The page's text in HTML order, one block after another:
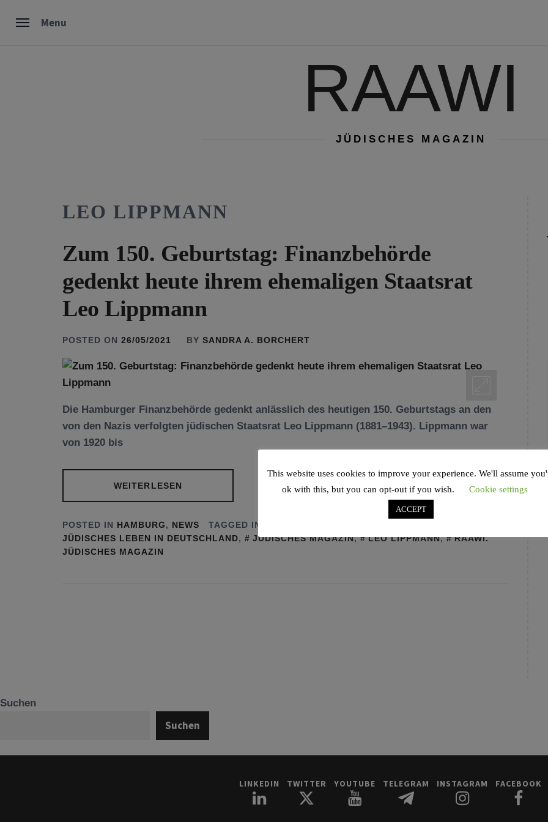
Menu
RAAWI
JÜDISCHES MAGAZIN
LEO LIPPMANN
Zum 150. Geburtstag: Finanzbehörde
gedenkt heute ihrem ehemaligen Staatsrat
Leo Lippmann
POSTED ON 26/05/2021 BY SANDRA A. BORCHERT
Die Hamburger Finanzbehörde gedenkt anlässlich des heutigen 150. Geburtstags an den
von den Nazis verfolgten jüdischen Staatsrat Leo Lippmann (1881–1943). Lippmann war
von 1920 bis
WEITERLESEN
POSTED IN HAMBURG, NEWS TAGGED IN
JÜDISCHES LEBEN IN DEUTSCHLAND, JÜDISCHES MAGAZIN, LEO LIPPMANN,
RAAWI.
JÜDISCHES MAGAZIN
Suchen
Suchen
LINKEDIN TWITTER YOUTUBE TELEGRAM INSTAGRAM FACEBOOK
This website uses cookies to improve your experience. We'll assume
ok with this, but you can opt-out if you wish.
Cookie settings
ACCEPT